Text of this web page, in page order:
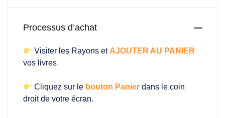
Processus d’achat
Visiter les Rayons et AJOUTER AU PANIER
vos livres
Cliquez sur le bouton Panier dans le coin
droit de votre écran.